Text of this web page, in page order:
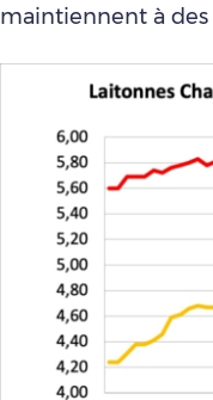
maintiennent à des